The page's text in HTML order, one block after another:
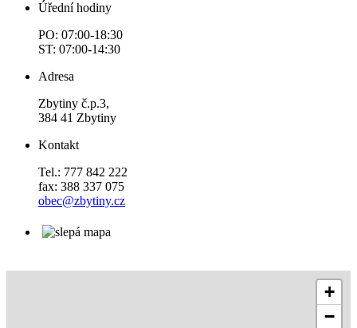
Úřední hodiny
PO: 07:00-18:30
ST: 07:00-14:30
Adresa
Zbytiny č.p.3,
384 41 Zbytiny
Kontakt
Tel.: 777 842 222
fax: 388 337 075
obec@zbytiny.cz
+
−